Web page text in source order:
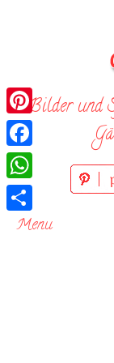
Bilder und
Menu
Pinterest
Facebook
WhatsApp
Teilen